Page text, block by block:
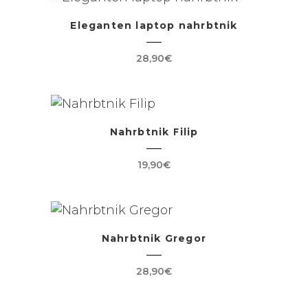
Eleganten laptop nahrbtnik
28,90€
Nahrbtnik Filip
19,90€
Nahrbtnik Gregor
28,90€